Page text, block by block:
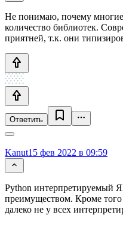
Не понимаю, почему многие
количество библиотек.
приятней, т.к. они
Ответить
Kanut15 фев 2022 в 09:59
Python интерпретируемый
преимуществом. Кроме того
далеко не у всех